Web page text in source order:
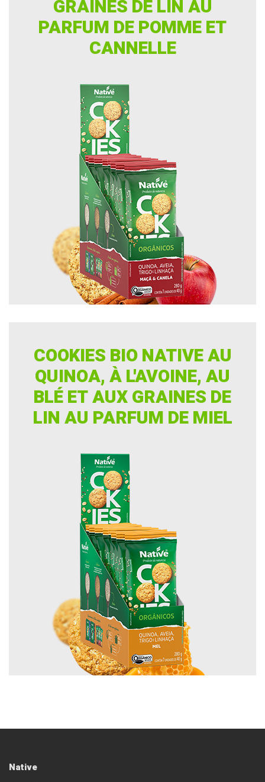
GRAINES DE LIN AU
PARFUM DE POMME ET
CANNELLE
COOKIES BIO NATIVE AU
QUINOA, À L'AVOINE, AU
BLÉ ET AUX GRAINES DE
LIN AU PARFUM DE MIEL
Native